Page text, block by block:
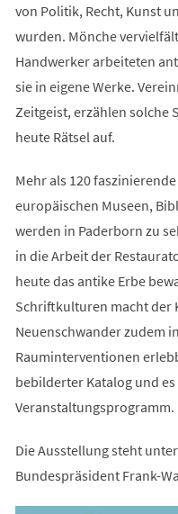
von Politik, Recht, Kunst
wurden. Mönche
Handwerker arbeiteten
sie in eigene Werke.
Zeitgeist, erzählen solche
heute Rätsel auf.
Mehr als 120
europäischen Museen,
werden in Paderborn zu
in die Arbeit der
heute das antike Erbe
Schriftkulturen macht der
Neuenschwander zudem
Rauminterventionen
bebilderter Katalog und
Veranstaltungsprogramm.
Die Ausstellung steht
Bundespräsident Frank-